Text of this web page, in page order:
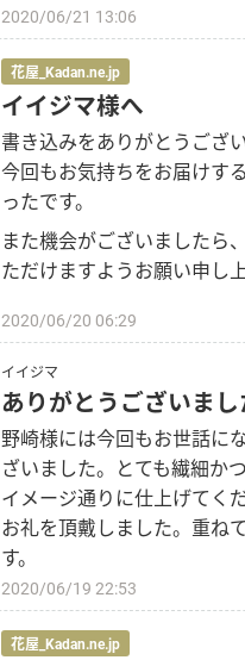
会員登録
その他
花言葉辞典
注文方法・送料な
初めてのお客様
プライバシーポリ
facebook
instagram
Language
2020/06/21 13:06
花屋_Kadan.ne.jp
イイジマ様へ
書き込みをありがとうござい
今回もお気持ちをお届けす
ったです。
また機会がございましたら
ただけますようお願い申し上
2020/06/20 06:29
イイジマ
ありがとうございまし
野崎様には今回もお世話に
ざいました。とても繊細か
イメージ通りに仕上げてく
お礼を頂戴しました。重ね
す。
2020/06/19 22:53
花屋_Kadan.ne.jp